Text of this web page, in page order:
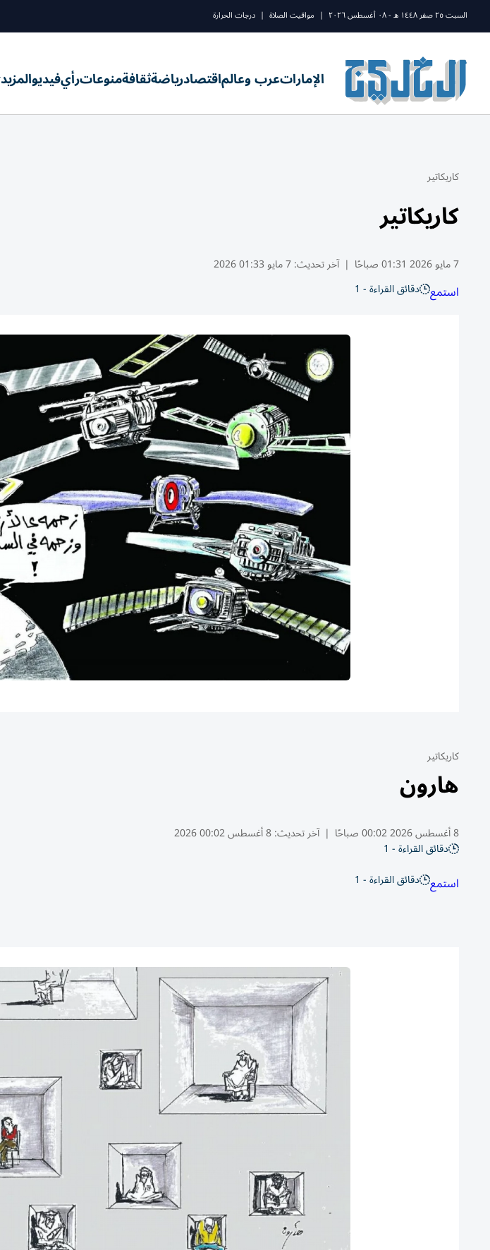
السبت ٢٥ صفر ١٤٤٨ ه - ٠٨ أغسطس ٢٠٢٦ | مواقيت الصلاة | درجات الحرارة
الإماراتعرب وعالماقتصادرياضةثقافةمنوعاترأيفيديوالمزيد
كاريكاتير
كاريكاتير
7 مايو 2026 01:31 صباحًا | آخر تحديث:7 مايو 01:33 2026
استمع دقائق القراءة - 1
كاريكاتير
هارون
8 أغسطس 2026 00:02 صباحًا | آخر تحديث:8 أغسطس 00:02 2026
دقائق القراءة - 1
استمع دقائق القراءة - 1